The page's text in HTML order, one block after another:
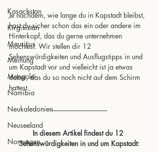
Kasachstan
Kirgisistan
Mauritius
Meinung
Mongolei
Namibia
Neukaledonien
Neuseeland
Norwegen
Je nachdem, wie lange du in Kapstadt bleibst,
hast du sicher schon das ein oder andere im
Hinterkopf, das du gerne unternehmen
möchtest. Wir stellen dir 12
Sehenswürdigkeiten und Ausflugstipps in und
um Kapstadt vor und vielleicht ist ja etwas
dabei, das du so noch nicht auf dem Schirm
hattest.
In diesem Artikel findest du 12
Sehenswürdigkeiten in und um Kapstadt: